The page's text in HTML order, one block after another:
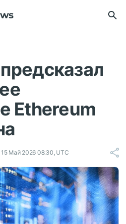
Ethereum
15 Май 2026 08:30, UTC